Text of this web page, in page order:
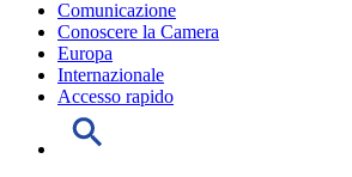
Comunicazione
Conoscere la Camera
Europa
Internazionale
Accesso rapido